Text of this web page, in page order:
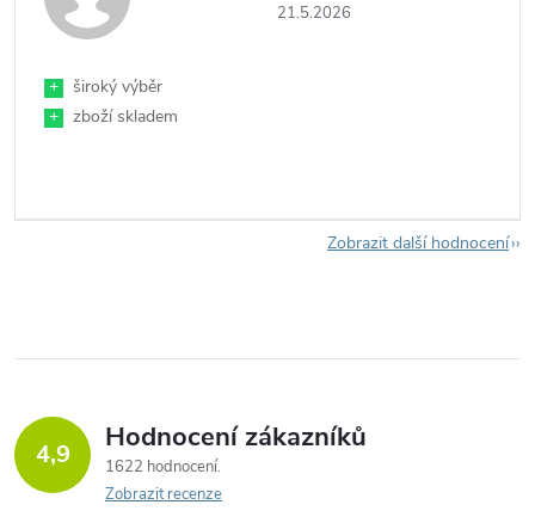
21.5.2026
+
široký výběr
+
zboží skladem
Zobrazit další hodnocení
4,9 Hodnocení zákazníků
1622 hodnocení
Zobrazit recenze